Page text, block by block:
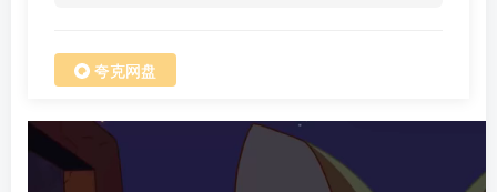
夸克网盘